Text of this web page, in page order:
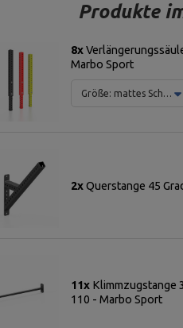
Produkte
8x
Marbo Sport
Größe: mattes Schwarz
2xQuerstange 45
11x Klimmzugstange
110 - Marbo Sport